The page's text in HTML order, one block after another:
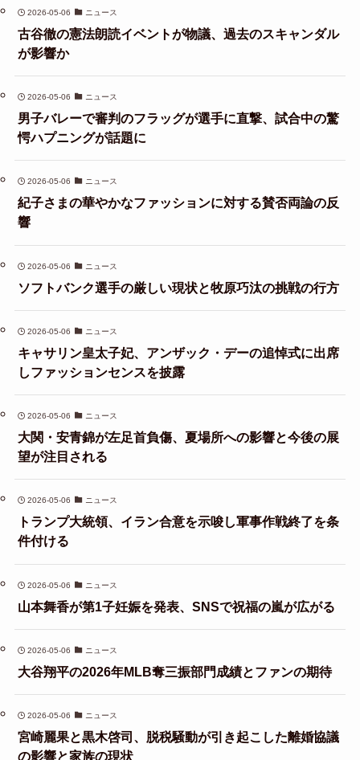
2026-05-06 ニュース
古谷徹の憲法朗読イベントが物議、過去のスキャンダル
が影響か
2026-05-06 ニュース
男子バレーで審判のフラッグが選手に直撃、試合中の驚
愕ハプニングが話題に
2026-05-06 ニュース
紀子さまの華やかなファッションに対する賛否両論の反
響
2026-05-06 ニュース
ソフトバンク選手の厳しい現状と牧原巧汰の挑戦の行方
2026-05-06 ニュース
キャサリン皇太子妃、アンザック・デーの追悼式に出席
しファッションセンスを披露
2026-05-06 ニュース
大関・安青錦が左足首負傷、夏場所への影響と今後の展
望が注目される
2026-05-06 ニュース
トランプ大統領、イラン合意を示唆し軍事作戦終了を条
件付ける
2026-05-06 ニュース
山本舞香が第1子妊娠を発表、SNSで祝福の嵐が広がる
2026-05-06 ニュース
大谷翔平の2026年MLB奪三振部門成績とファンの期待
2026-05-06 ニュース
宮崎麗果と黒木啓司、脱税騒動が引き起こした離婚協議
の影響と家族の現状